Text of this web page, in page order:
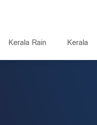
Kerala Rain Kerala